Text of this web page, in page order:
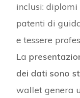
inclusi:
patenti di
e tessere
La
dei dati sono
wallet genera